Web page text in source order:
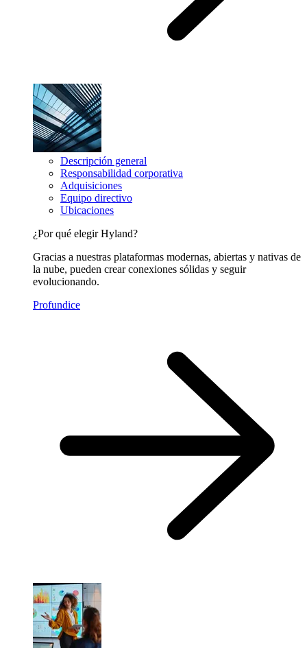
Descripción general
Responsabilidad corporativa
Adquisiciones
Equipo directivo
Ubicaciones
¿Por qué elegir Hyland?
Gracias a nuestras plataformas modernas, abiertas y nativas de
la nube, pueden crear conexiones sólidas y seguir
evolucionando.
Profundice